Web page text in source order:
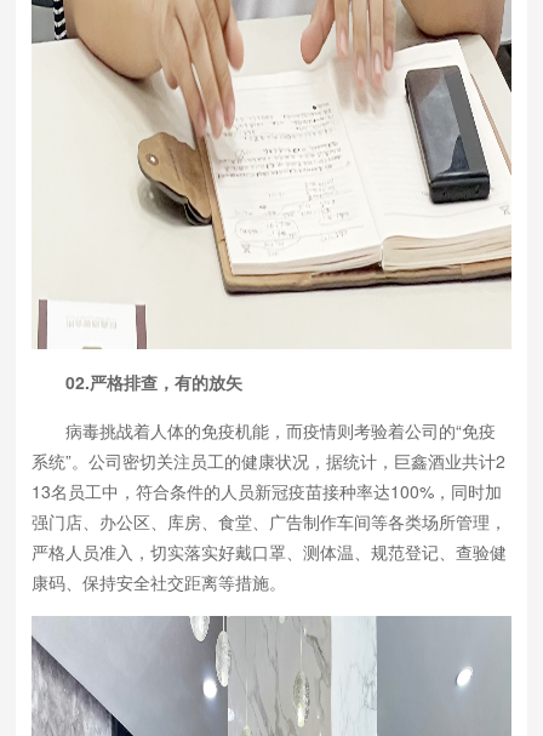
02.严格排查，有的放矢
病毒挑战着人体的免疫机能，而疫情则考验着公司的“免疫
系统”。公司密切关注员工的健康状况，据统计，巨鑫酒业共计2
13名员工中，符合条件的人员新冠疫苗接种率达100%，同时加
强门店、办公区、库房、食堂、广告制作车间等各类场所管理，
严格人员准入，切实落实好戴口罩、测体温、规范登记、查验健
康码、保持安全社交距离等措施。